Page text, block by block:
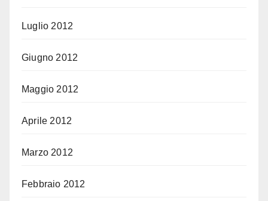
Luglio 2012
Giugno 2012
Maggio 2012
Aprile 2012
Marzo 2012
Febbraio 2012